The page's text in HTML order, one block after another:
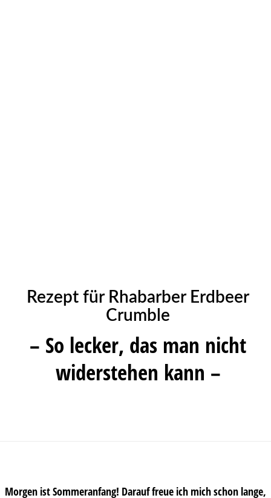
Rezept für Rhabarber Erdbeer
Crumble
– So lecker, das man nicht
widerstehen kann –
Morgen ist Sommeranfang! Darauf freue ich mich schon lange,